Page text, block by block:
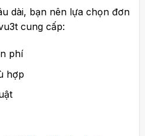
dài, bạn nên lựa chọn đơn
cung cấp:
phí
hợp